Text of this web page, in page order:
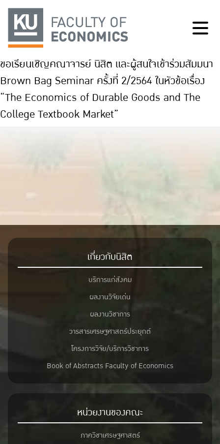
ขอเรียนเชิญคณาจารย์ นิสิต และผู้สนใจเข้าร่วมสัมมนา
Brown Bag Seminar ครั้งที่ 2/2564 ในหัวข้อเรื่อง
“The Economics of Durable Goods and The
College Textbook Market”
เกี่ยวกับนิสิต
บริการแก่สังคม
ผลงานวิจัยเด่น
ผลงานวิชาการ
วารสารเศรษฐศาสตร์ประยุกต์
โครงการวิจัย/บริการวิชาการ
Book of Abstracts Faculty of Economics
หน่วยงานของคณะ
ภาควิชาเศรษฐศาสตร์